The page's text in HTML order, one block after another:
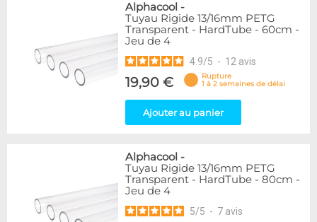
Alphacool -
Tuyau Rigide 13/16mm PETG
Transparent - HardTube - 60cm -
Jeu de 4
4.9/5 - 12 avis
19,90 €
Rupture
1 à 2 semaines de délai
Ajouter au panier
Alphacool -
Tuyau Rigide 13/16mm PETG
Transparent - HardTube - 80cm -
Jeu de 4
5/5 - 7 avis